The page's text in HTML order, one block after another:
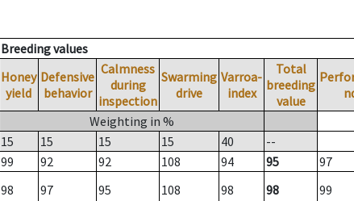
Breeding values
Honey
yield
Defensive
behavior
Calmness
during
inspection
Swarming
drive
Varroa-
index
Total
breeding
value
Weighting in %
15
15 15 15 40
--
99 92 92 108 94 95
97
98 97 95 108 98 98
99